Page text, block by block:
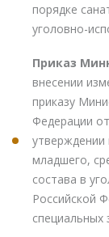
порядке
уголовно-
Приказ
внесении
приказу
Федерации
утверждении
младшего,
состава в
Российской
специальных